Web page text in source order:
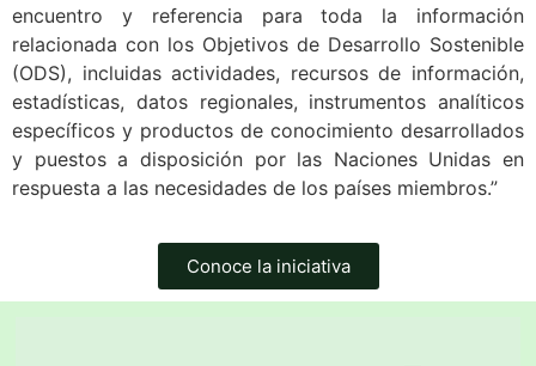
encuentro y referencia para toda la información
relacionada con los Objetivos de Desarrollo Sostenible
(ODS), incluidas actividades, recursos de información,
estadísticas, datos regionales, instrumentos analíticos
específicos y productos de conocimiento desarrollados
y puestos a disposición por las Naciones Unidas en
respuesta a las necesidades de los países miembros.”
Conoce la iniciativa